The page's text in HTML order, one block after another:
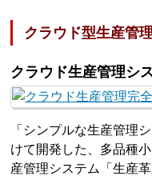
クラウド型生産管
クラウド生産管理シ
「シンプルな生産管理
けて開発した、多品種
産管理システム「生産